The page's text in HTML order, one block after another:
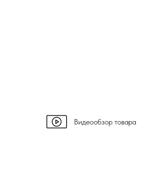
Видеообзор товара